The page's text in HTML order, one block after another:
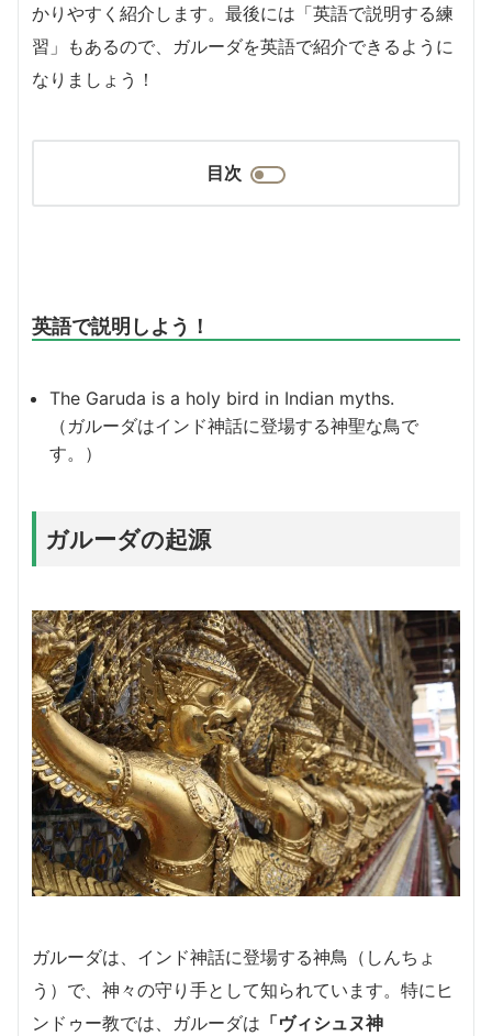
かりやすく紹介します。最後には「英語で説明する練
習」もあるので、ガルーダを英語で紹介できるように
なりましょう！
目次
英語で説明しよう！
The Garuda is a holy bird in Indian myths.
（ガルーダはインド神話に登場する神聖な鳥で
す。）
ガルーダの起源
ガルーダは、インド神話に登場する神鳥（しんちょ
う）で、神々の守り手として知られています。特にヒ
ンドゥー教では、ガルーダは 「ヴィシュヌ神